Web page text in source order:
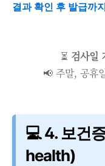
결과 확인 후 발급까
⏳ 검사일
📢 주말, 공휴
💻 4. 보건
health)